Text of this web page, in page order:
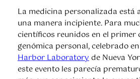
La medicina personalizada está
una manera incipiente. Para
científicos reunidos en el primer
genómica personal, celebrado
Harbor Laboratoryde Nueva
este evento les parecía